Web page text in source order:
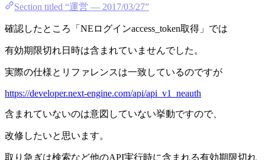
Section titled “運営 — 2017/03/27”
確認したところ「NEログインaccess_token取得」では
有効期限切れ日時は含まれていませんでした。
実際の仕様とリファレンスは一致しているのですが
https://developer.next-engine.com/api/api_v1_neauth
含まれていないのは意図していない挙動ですので、
改修したいと思います。
取り急ぎは検索など他のAPI実行時に含まれる有効期限切れ